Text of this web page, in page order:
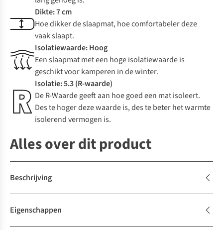
Dikte: 7 cm
Hoe dikker de slaapmat, hoe comfortabeler deze
vaak slaapt.
Isolatiewaarde: Hoog
Een slaapmat met een hoge isolatiewaarde is
geschikt voor kamperen in de winter.
Isolatie: 5.3 (R-waarde)
De R-Waarde geeft aan hoe goed een mat isoleert.
Des te hoger deze waarde is, des te beter het warmte
isolerend vermogen is.
Alles over dit product
Beschrijving
Eigenschappen